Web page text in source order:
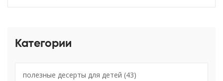
Категории
полезные десерты для детей (43)